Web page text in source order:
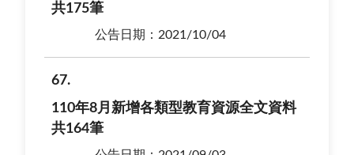
共175筆
公告日期：2021/10/04
67
110年8月新增各類型教育資源全文資料
共164筆